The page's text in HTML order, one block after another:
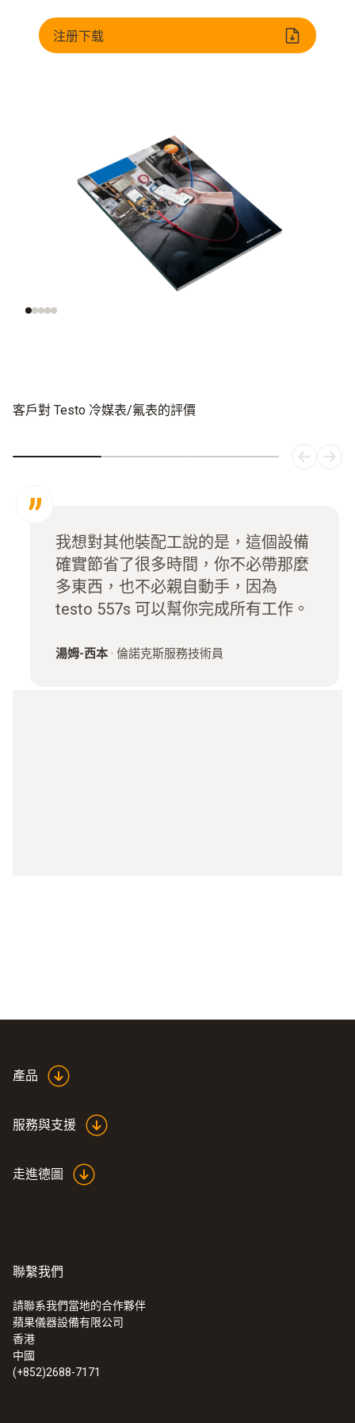
注册下载
制冷系統調試與檢測 评估制冷剂
客戶對 Testo 冷媒表/氟表的評價
我想對其他裝配工說的是，這個設備
確實節省了很多時間，你不必帶那麼
多東西，也不必親自動手，因為
testo 557s 可以幫你完成所有工作。
湯姆-西本 · 倫諾克斯服務技術員
產品
服務與支援
走進德圖
聯繫我們
請聯系我們當地的合作夥伴
蘋果儀器設備有限公司
香港
中國
(+852)2688-7171